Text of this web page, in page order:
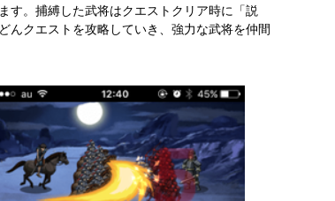
す。捕縛した武将はクエストクリア時に「説
んクエストを攻略していき、強力な武将を仲間